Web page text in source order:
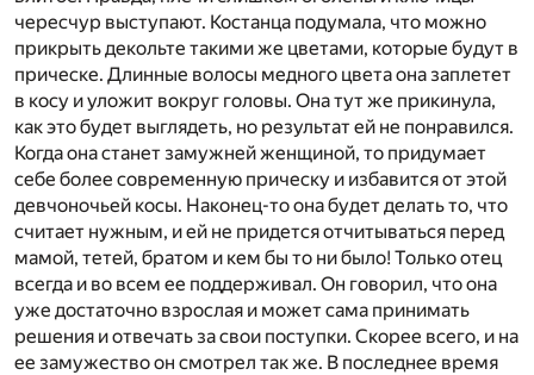
чересчур выступают. Костанца подумала, что можно
прикрыть декольте такими же цветами, которые будут в
прическе. Длинные волосы медного цвета она заплетет
в косу и уложит вокруг головы. Она тут же прикинула,
как это будет выглядеть, но результат ей не понравился.
Когда она станет замужней женщиной, то придумает
себе более современную прическу и избавится от этой
девчоночьей косы. Наконец-то она будет делать то, что
считает нужным, и ей не придется отчитываться перед
мамой, тетей, братом и кем бы то ни было! Только отец
всегда и во всем ее поддерживал. Он говорил, что она
уже достаточно взрослая и может сама принимать
решения и отвечать за свои поступки. Скорее всего, и на
ее замужество он смотрел так же. В последнее время